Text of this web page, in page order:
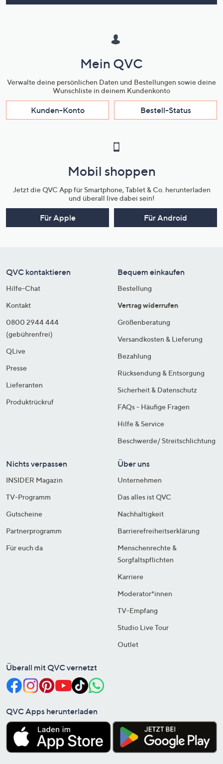
Mein QVC
Verwalte deine persönlichen Daten und Bestellungen sowie deine
Wunschliste in deinem Kundenkonto
Kunden-Konto Bestell-Status
Mobil shoppen
Jetzt die QVC App für Smartphone, Tablet & Co. herunterladen
und überall live dabei sein!
Für Apple Für Android
QVC kontaktieren
Hilfe-Chat
Kontakt
0800 2944 444
(gebührenfrei)
QLive
Presse
Lieferanten
Produktrückruf
Bequem einkaufen
Bestellung
Vertrag widerrufen
Größenberatung
Versandkosten & Lieferung
Bezahlung
Rücksendung & Entsorgung
Sicherheit & Datenschutz
FAQs - Häufige Fragen
Hilfe & Service
Beschwerde/ Streitschlichtung
Nichts verpassen
INSIDER Magazin
TV-Programm
Gutscheine
Partnerprogramm
Für euch da
Über uns
Unternehmen
Das alles ist QVC
Nachhaltigkeit
Barrierefreiheitserklärung
Menschenrechte &
Sorgfaltspflichten
Karriere
Moderator*innen
TV-Empfang
Studio Live Tour
Outlet
Überall mit QVC vernetzt
QVC Apps herunterladen